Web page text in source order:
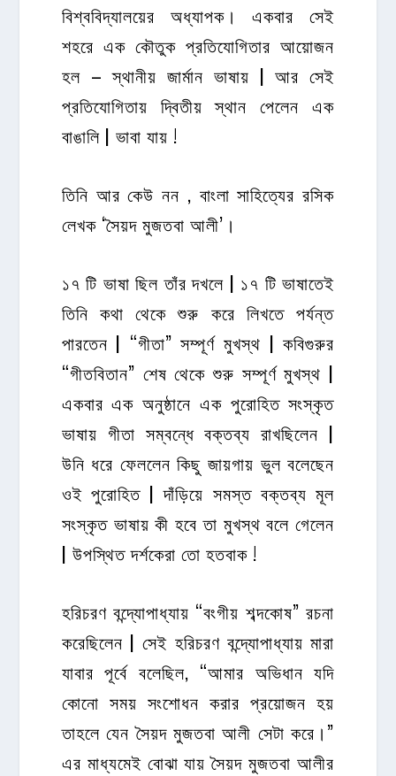
বিশ্ববিদ্যালয়ের অধ্যাপক। একবার সেই
শহরে এক কৌতুক প্রতিযোগিতার আয়োজন
হল – স্থানীয় জার্মান ভাষায় | আর সেই
প্রতিযোগিতায় দ্বিতীয় স্থান পেলেন এক
বাঙালি | ভাবা যায় !
তিনি আর কেউ নন , বাংলা সাহিত্যের রসিক
লেখক ‘সৈয়দ মুজতবা আলী’।
১৭ টি ভাষা ছিল তাঁর দখলে | ১৭ টি ভাষাতেই
তিনি কথা থেকে শুরু করে লিখতে পর্যন্ত
পারতেন | “গীতা” সম্পূর্ণ মুখস্থ | কবিগুরুর
“গীতবিতান” শেষ থেকে শুরু সম্পূর্ণ মুখস্থ |
একবার এক অনুষ্ঠানে এক পুরোহিত সংস্কৃত
ভাষায় গীতা সম্বন্ধে বক্তব্য রাখছিলেন |
উনি ধরে ফেললেন কিছু জায়গায় ভুল বলেছেন
ওই পুরোহিত | দাঁড়িয়ে সমস্ত বক্তব্য মূল
সংস্কৃত ভাষায় কী হবে তা মুখস্থ বলে গেলেন
| উপস্থিত দর্শকেরা তো হতবাক !
হরিচরণ বন্দ্যোপাধ্যায় “বংগীয় শব্দকোষ” রচনা
করেছিলেন | সেই হরিচরণ বন্দ্যোপাধ্যায় মারা
যাবার পূর্বে বলেছিল, “আমার অভিধান যদি
কোনো সময় সংশোধন করার প্রয়োজন হয়
তাহলে যেন সৈয়দ মুজতবা আলী সেটা করে।”
এর মাধ্যমেই বোঝা যায় সৈয়দ মুজতবা আলীর